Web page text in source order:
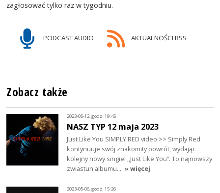
zagłosować tylko raz w tygodniu.
PODCAST AUDIO AKTUALNOŚCI RSS
Zobacz także
2023-05-12, godz. 19:45
NASZ TYP 12 maja 2023
Just Like You SIMPLY RED video >> Simply Red
kontynuuje swój znakomity powrót, wydając
kolejny nowy singiel ,,Just Like You”. To najnowszy
zwiastun albumu… » więcej
2023-05-06, godz. 15:26